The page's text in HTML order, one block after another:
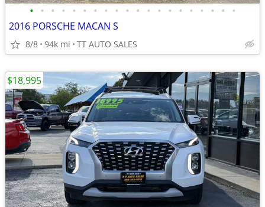
• • • • • • • • • • • • • • • • • • • •
2016 PORSCHE MACAN S
8/8 94k mi TT AUTO SALES
$18,995